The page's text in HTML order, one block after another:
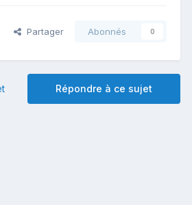
Partager Abonnés 0
Répondre à ce sujet